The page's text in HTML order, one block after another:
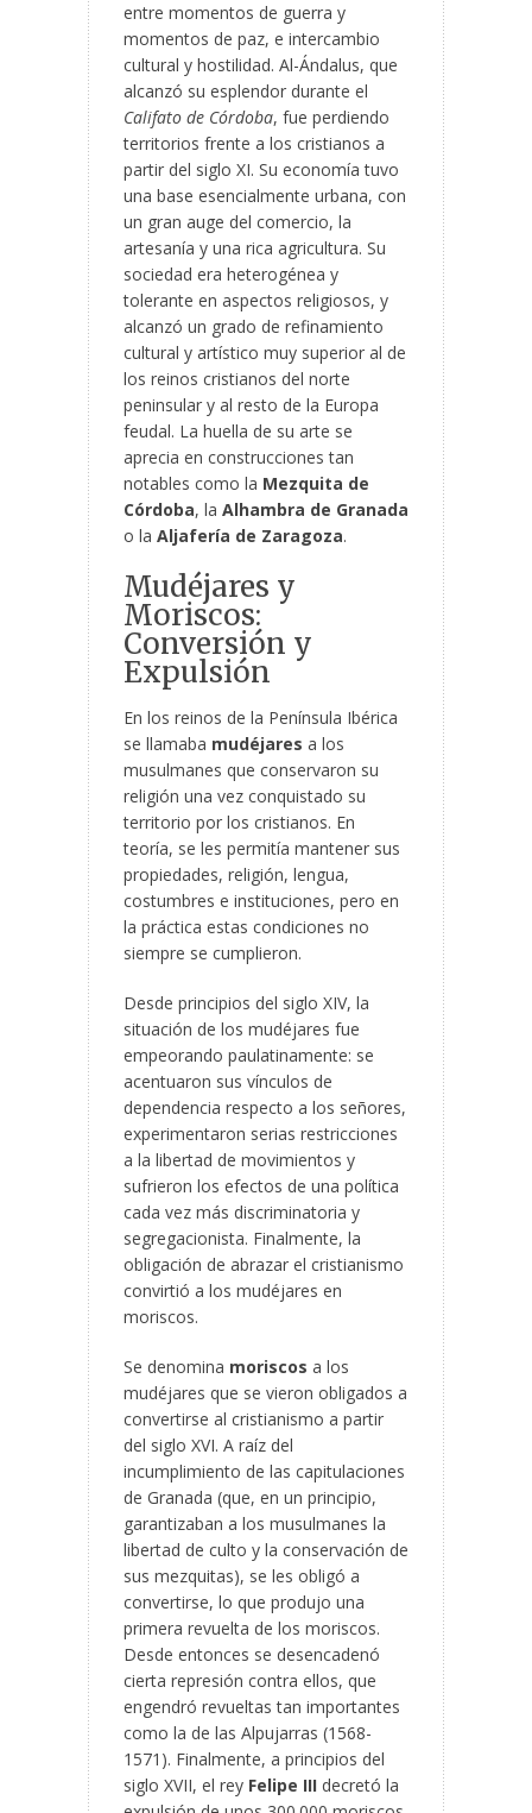
entre momentos de guerra y
momentos de paz, e intercambio
cultural y hostilidad. Al-Ándalus, que
alcanzó su esplendor durante el
Califato de Córdoba, fue perdiendo
territorios frente a los cristianos a
partir del siglo XI. Su economía tuvo
una base esencialmente urbana, con
un gran auge del comercio, la
artesanía y una rica agricultura. Su
sociedad era heterogénea y
tolerante en aspectos religiosos, y
alcanzó un grado de refinamiento
cultural y artístico muy superior al de
los reinos cristianos del norte
peninsular y al resto de la Europa
feudal. La huella de su arte se
aprecia en construcciones tan
notables como la Mezquita de
Córdoba, la Alhambra de Granada
o la Aljafería de Zaragoza.
Mudéjares y
Moriscos:
Conversión y
Expulsión
En los reinos de la Península Ibérica
se llamaba mudéjares a los
musulmanes que conservaron su
religión una vez conquistado su
territorio por los cristianos. En
teoría, se les permitía mantener sus
propiedades, religión, lengua,
costumbres e instituciones, pero en
la práctica estas condiciones no
siempre se cumplieron.
Desde principios del siglo XIV, la
situación de los mudéjares fue
empeorando paulatinamente: se
acentuaron sus vínculos de
dependencia respecto a los señores,
experimentaron serias restricciones
a la libertad de movimientos y
sufrieron los efectos de una política
cada vez más discriminatoria y
segregacionista. Finalmente, la
obligación de abrazar el cristianismo
convirtió a los mudéjares en
moriscos.
Se denomina moriscos a los
mudéjares que se vieron obligados a
convertirse al cristianismo a partir
del siglo XVI. A raíz del
incumplimiento de las capitulaciones
de Granada (que, en un principio,
garantizaban a los musulmanes la
libertad de culto y la conservación de
sus mezquitas), se les obligó a
convertirse, lo que produjo una
primera revuelta de los moriscos.
Desde entonces se desencadenó
cierta represión contra ellos, que
engendró revueltas tan importantes
como la de las Alpujarras (1568-
1571). Finalmente, a principios del
siglo XVII, el rey Felipe III decretó la